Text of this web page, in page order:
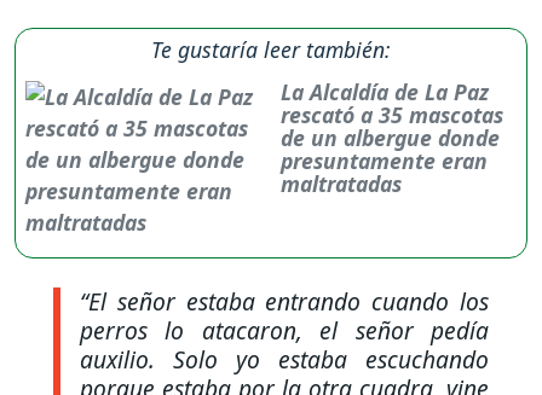
Te gustaría leer también:
La Alcaldía de La Paz
rescató a 35 mascotas
de un albergue donde
presuntamente eran
maltratadas
“El señor estaba entrando cuando los
perros lo atacaron, el señor pedía
auxilio. Solo yo estaba escuchando